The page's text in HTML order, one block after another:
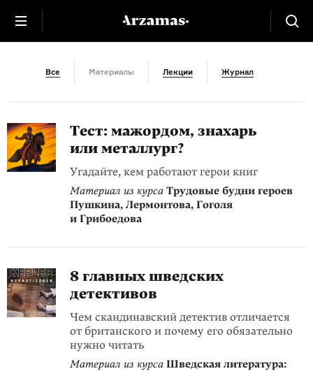
Что читать
Все Материалы Лекции Журнал
Тест: мажордом, знахарь
или металлург?
Угадайте, кем работают герои книг
Материал из курса Трудовые будни героев
Пушкина, Лермонтова, Гоголя
и Грибоедова
8 главных шведских
детективов
Чем скандинавский детектив отличается
от британского и почему его обязательно
нужно читать
Материал из курса Шведская литература: